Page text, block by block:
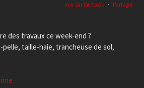
Voir sur facebook · Partager
des travaux ce week-end ?
pelle, taille-haie, trancheuse de sol,